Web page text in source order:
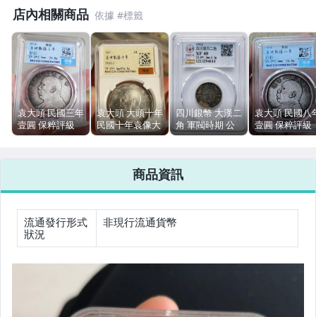
男性精品與服飾
偶像、球員卡與郵幣
女裝與服飾配件
手錶與飾品配件
女包精品與女鞋
店內相關商品
袁大頭 民國三年
壹圓 保粹評級
XF45 原狀態 字
袁大頭 大頭十年
民國十年袁像大
頭 壹圓 保粹評
四川銀幣 大漢二
角 軍閥時期 公
博評級 XF40 盒
袁大頭 民國八
壹圓 保粹評級
XF45 1919 掃
商品資訊
流通發行形式
狀況
非現行流通貨幣